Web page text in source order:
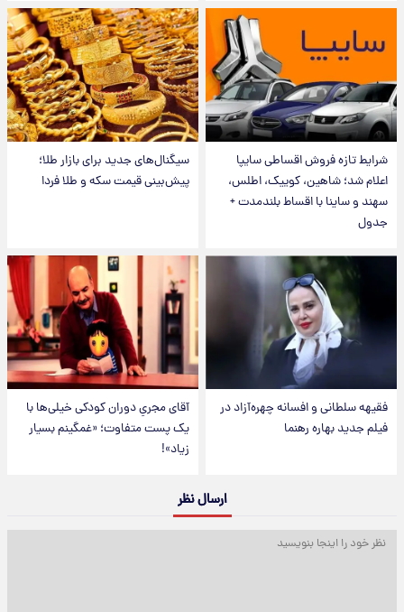
شرایط تازه فروش اقساطی سایپا
اعلام شد؛ شاهین، کوییک، اطلس،
سهند و ساینا با اقساط بلندمدت +
جدول
سیگنال‌های جدید برای بازار طلا؛
پیش‌بینی قیمت سکه و طلا فردا
فقیهه سلطانی و افسانه چهره‌آزاد در
فیلم جدید بهاره رهنما
آقای مجریِ دوران کودکی خیلی‌ها با
یک پست متفاوت؛ «غمگینم بسیار
زیاد»!
ارسال نظر